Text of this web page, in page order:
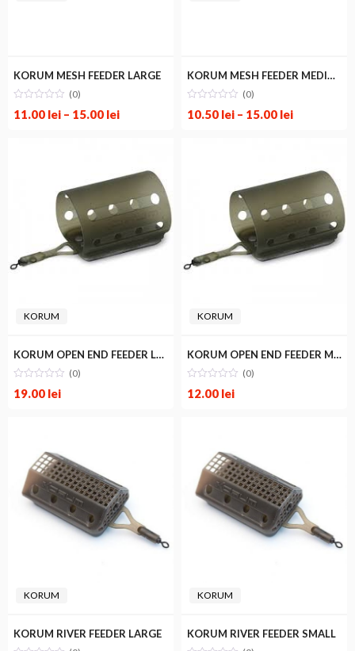
KORUM MESH FEEDER LARGE
(0)
11.00 lei – 15.00 lei
KORUM MESH FEEDER MEDIUM
(0)
10.50 lei – 15.00 lei
KORUM
KORUM OPEN END FEEDER LARGE
(0)
19.00 lei
KORUM
KORUM OPEN END FEEDER MEDIUM
(0)
12.00 lei
KORUM
KORUM RIVER FEEDER LARGE
KORUM
KORUM RIVER FEEDER SMALL